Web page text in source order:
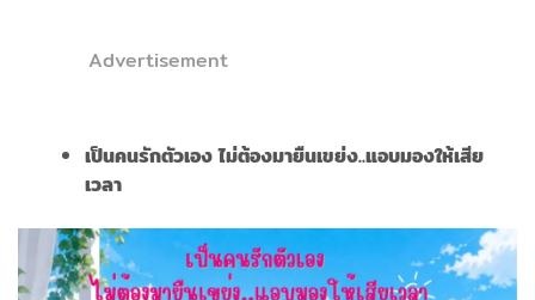
Advertisement
เป็นคนรักตัวเอง ไม่ต้องมายืนเขย่ง..แอบมองให้เสีย
เวลา